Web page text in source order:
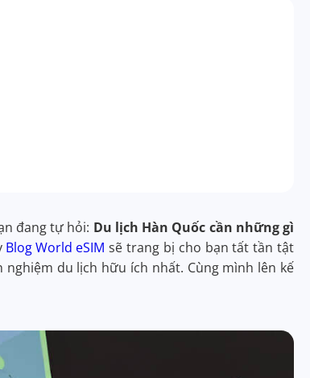
đang tự hỏi: Du lịch Hàn Quốc cần những gì
Blog World eSIM sẽ trang bị cho bạn tất tần tật
du lịch hữu ích nhất. Cùng mình lên kế